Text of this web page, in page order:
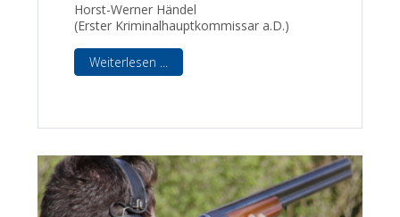
Horst-Werner Händel
(Erster Kriminalhauptkommissar a.D.)
Weiterlesen ...